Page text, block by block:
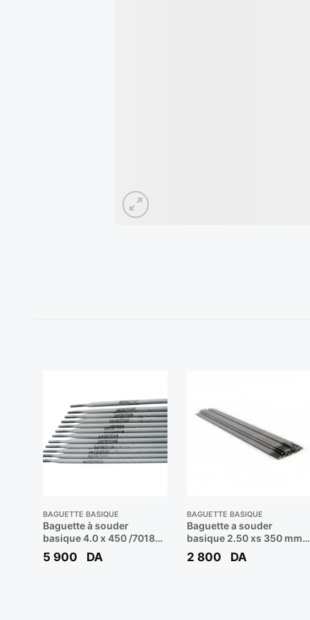
BAGUETTE BASIQUE
Baguette à souder
basique 4.0 x 450 /7018
Réf: LE B-248 H5 **
LINCOLN
5 900 DA
BAGUETTE BASIQUE
Baguette a souder
basique 2.50 xs 350 mm
7018 ( poids 6.3 kg ) **
EULMA
2 800 DA